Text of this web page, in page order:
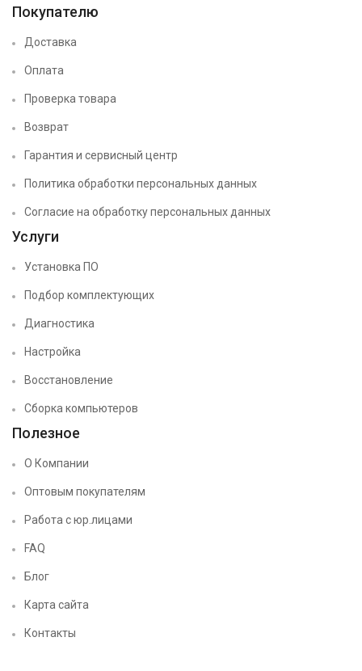
Покупателю
Доставка
Оплата
Проверка товара
Возврат
Гарантия и сервисный центр
Политика обработки персональных данных
Согласие на обработку персональных данных
Услуги
Установка ПО
Подбор комплектующих
Диагностика
Настройка
Восстановление
Сборка компьютеров
Полезное
О Компании
Оптовым покупателям
Работа с юр.лицами
FAQ
Блог
Карта сайта
Контакты